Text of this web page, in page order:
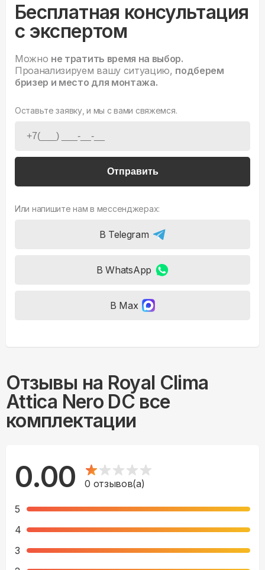
Бесплатная консультация
с экспертом
Можно не тратить время на выбор.
Проанализируем вашу ситуацию, подберем
бризер и место для монтажа.
Оставьте заявку, и мы с вами свяжемся.
Отправить
Или напишите нам в мессенджерах:
В Telegram
В WhatsApp
В Max
Отзывы на Royal Clima
Attica Nero DC все
комплектации
0.00 0 отзывов(а)
5
4
3